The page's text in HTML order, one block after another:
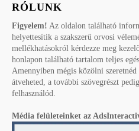
RÓLUNK
Figyelem! Az oldalon található
helyettesítik a szakszerű orvosi
mellékhatásokról kérdezze meg
honlapon található tartalom teljes
Amennyiben mégis közölni
átveheted, a további szövegrészt
felhasználód.
Média felületeinket az